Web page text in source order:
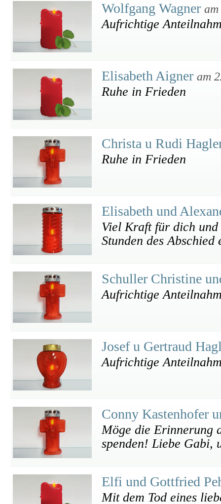
Wolfgang Wagner
Aufrichtige
Elisabeth Aigner am
Ruhe in Frieden
Christa u Rudi
Ruhe in Frieden
Elisabeth und
Viel Kraft für dich und
Stunden des Abschied
Schuller Christine
Aufrichtige
Josef u Gertraud
Aufrichtige
Conny Kastenhofer
Möge die Erinnerung
spenden! Liebe Gabi,
Elfi und Gottfried
Mit dem Tod eines